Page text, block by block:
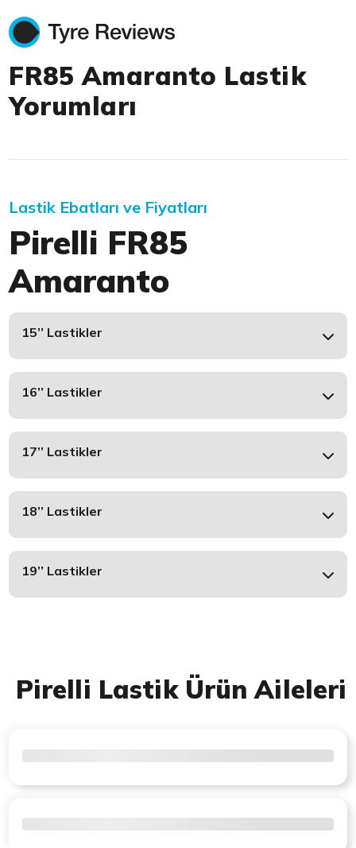
FR85 Amaranto Lastik
Yorumları
Lastik Ebatları ve Fiyatları
Pirelli FR85
Amaranto
15’’ Lastikler
16’’ Lastikler
17’’ Lastikler
18’’ Lastikler
19’’ Lastikler
Pirelli Lastik Ürün Aileleri